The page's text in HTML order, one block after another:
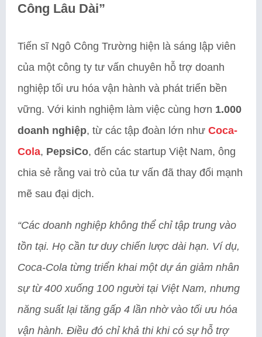
Công Lâu Dài”
Tiến sĩ Ngô Công Trường hiện là sáng lập viên
của một công ty tư vấn chuyên hỗ trợ doanh
nghiệp tối ưu hóa vận hành và phát triển bền
vững. Với kinh nghiệm làm việc cùng hơn 1.000
doanh nghiệp, từ các tập đoàn lớn như Coca-
Cola, PepsiCo, đến các startup Việt Nam, ông
chia sẻ rằng vai trò của tư vấn đã thay đổi mạnh
mẽ sau đại dịch.
“Các doanh nghiệp không thể chỉ tập trung vào
tồn tại. Họ cần tư duy chiến lược dài hạn. Ví dụ,
Coca-Cola từng triển khai một dự án giảm nhân
sự từ 400 xuống 100 người tại Việt Nam, nhưng
năng suất lại tăng gấp 4 lần nhờ vào tối ưu hóa
vận hành. Điều đó chỉ khả thi khi có sự hỗ trợ